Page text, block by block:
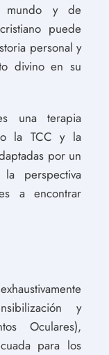
mundo y de
puede
personal y
divino en su
una terapia
la TCC y la
por un
perspectiva
a encontrar
y
Oculares),
para los